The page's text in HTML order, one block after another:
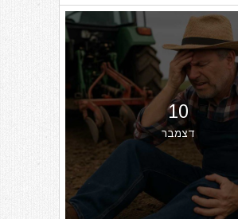
10
דצמבר